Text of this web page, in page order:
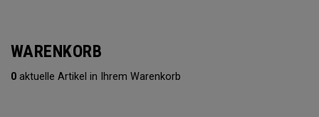
WARENKORB
0 aktuelle Artikel in Ihrem Warenkorb